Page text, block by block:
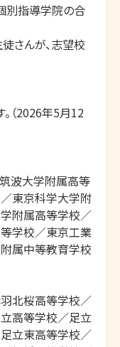
別指導学院の合
さんが、志望校
（2026年5月12
波大学附属高等
東京科学大学附
附属高等学校／
学校／東京工業
属中等教育学校
北桜高等学校／
高等学校／足立
立東高等学校／